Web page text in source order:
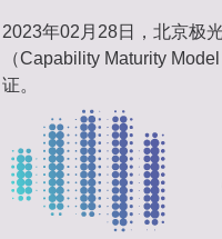
2023年02月28日，北京极
（Capability Maturity
证。